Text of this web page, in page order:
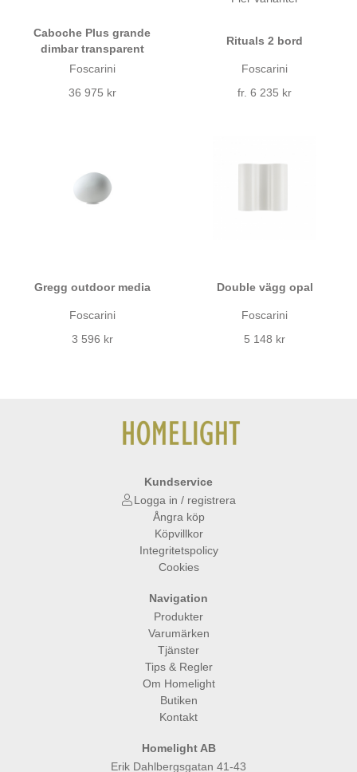
Caboche Plus grande
dimbar transparent
Foscarini
36 975 kr
Rituals 2 bord
Foscarini
fr. 6 235 kr
Gregg outdoor media
Foscarini
3 596 kr
Double vägg opal
Foscarini
5 148 kr
Kundservice
Logga in / registrera
Ångra köp
Köpvillkor
Integritetspolicy
Cookies
Navigation
Produkter
Varumärken
Tjänster
Tips & Regler
Om Homelight
Butiken
Kontakt
Homelight AB
Erik Dahlbergsgatan 41-43